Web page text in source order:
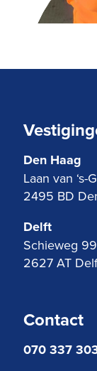
Den Haag
Laan van ‘s-
2495 BD
Delft
Schieweg 99
2627 AT
Contact
070 337